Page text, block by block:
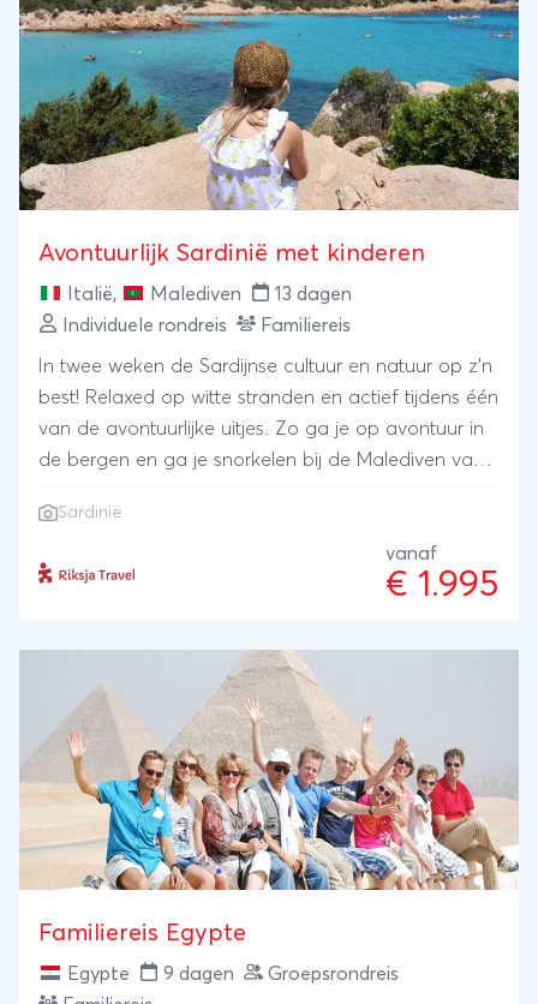
Avontuurlijk Sardinië met kinderen
Italië, Malediven
13 dagen
Individuele rondreis
Familiereis
In twee weken de Sardijnse cultuur en natuur op z’n
best! Relaxed op witte stranden en actief tijdens één
van de avontuurlijke uitjes. Zo ga je op avontuur in
de bergen en ga je snorkelen bij de Malediven van
een sfeervol familiehotel met zwembad.
Sardinië
vanaf
€ 1.995
Familiereis Egypte
Egypte 9 dagen
Groepsrondreis